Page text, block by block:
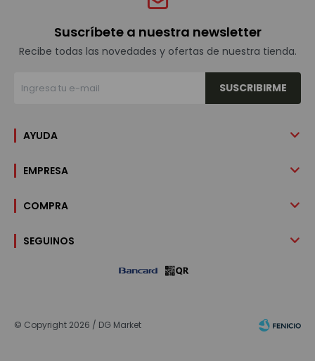
Suscríbete a nuestra newsletter
Recibe todas las novedades y ofertas de nuestra tienda.
SUSCRIBIRME
AYUDA
EMPRESA
COMPRA
SEGUINOS
© Copyright 2026 / DG Market